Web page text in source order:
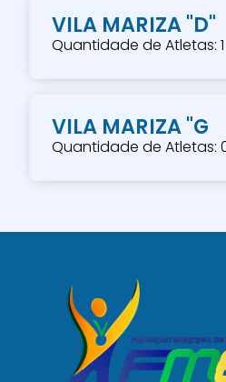
VILA MARIZA "D"
Quantidade de Atletas: 1
VILA MARIZA "G
Quantidade de Atletas: